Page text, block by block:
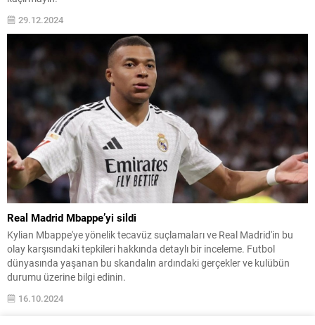
29.12.2024
Real Madrid Mbappe’yi sildi
Kylian Mbappe'ye yönelik tecavüz suçlamaları ve Real Madrid'in bu
olay karşısındaki tepkileri hakkında detaylı bir inceleme. Futbol
dünyasında yaşanan bu skandalın ardındaki gerçekler ve kulübün
durumu üzerine bilgi edinin.
16.10.2024